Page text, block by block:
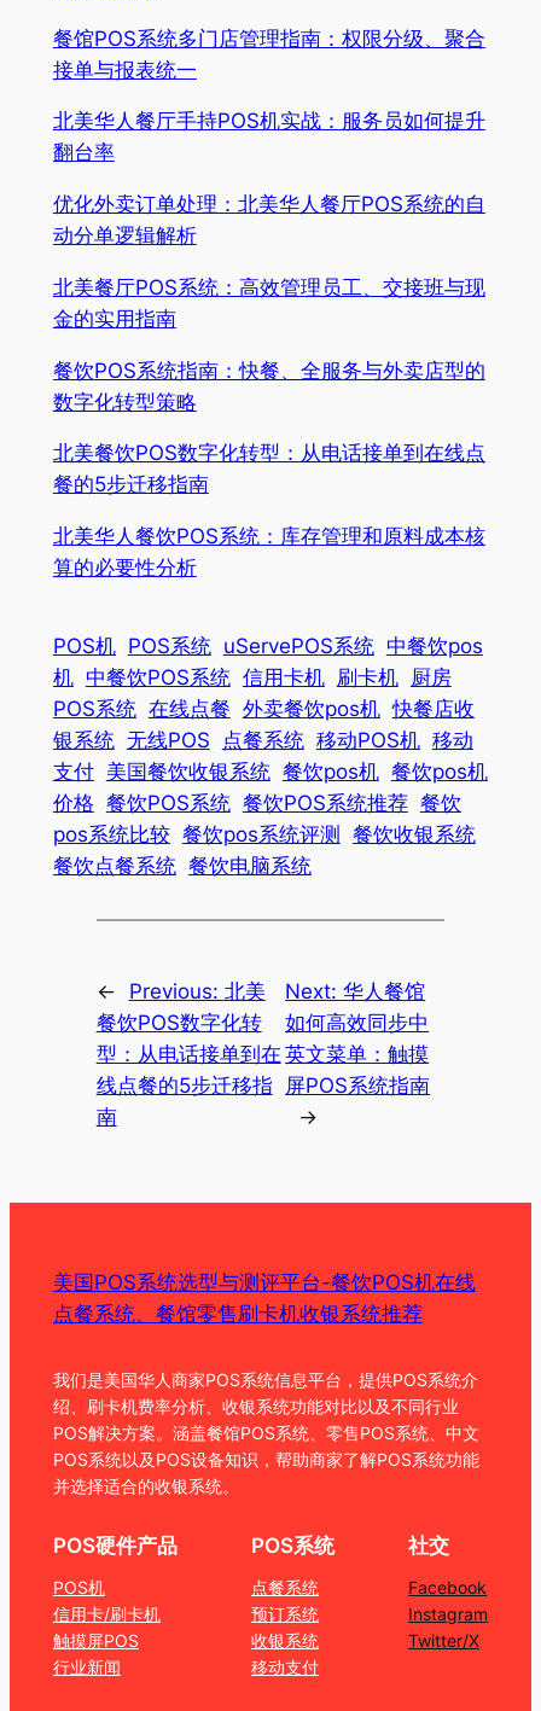
餐馆POS系统多门店管理指南：权限分级、聚合
接单与报表统一
北美华人餐厅手持POS机实战：服务员如何提升
翻台率
优化外卖订单处理：北美华人餐厅POS系统的自
动分单逻辑解析
北美餐厅POS系统：高效管理员工、交接班与现
金的实用指南
餐饮POS系统指南：快餐、全服务与外卖店型的
数字化转型策略
北美餐饮POS数字化转型：从电话接单到在线点
餐的5步迁移指南
北美华人餐饮POS系统：库存管理和原料成本核
算的必要性分析
POS机 POS系统 uServePOS系统 中餐饮pos
机 中餐饮POS系统 信用卡机 刷卡机 厨房
POS系统 在线点餐 外卖餐饮pos机 快餐店收
银系统 无线POS 点餐系统 移动POS机 移动
支付 美国餐饮收银系统 餐饮pos机 餐饮pos机
价格 餐饮POS系统 餐饮POS系统推荐 餐饮
pos系统比较 餐饮pos系统评测
餐饮收银系统
餐饮点餐系统 餐饮电脑系统
← Previous: 北美
餐饮POS数字化转
型：从电话接单到在
线点餐的5步迁移指
南
Next:华人餐馆
如何高效同步中
英文菜单：触摸
屏POS系统指南
→
美国POS系统选型与测评平台-餐饮POS机在线
点餐系统、餐馆零售刷卡机收银系统推荐
我们是美国华人商家POS系统信息平台，提供POS系统介
绍、刷卡机费率分析、收银系统功能对比以及不同行业
POS解决方案。涵盖餐馆POS系统、零售POS系统、中文
POS系统以及POS设备知识，帮助商家了解POS系统功能
并选择适合的收银系统。
POS硬件产品
POS机
信用卡/刷卡机
触摸屏POS
行业新闻
POS系统
点餐系统
预订系统
收银系统
移动支付
社交
Facebook
Instagram
Twitter/X